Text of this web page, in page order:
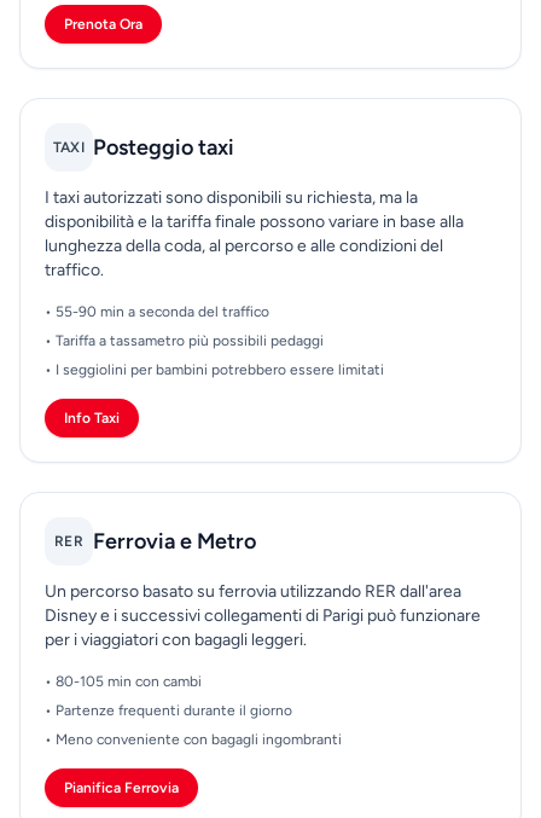
Prenota Ora
TAXI Posteggio taxi
I taxi autorizzati sono disponibili su richiesta, ma la
disponibilità e la tariffa finale possono variare in base alla
lunghezza della coda, al percorso e alle condizioni del
traffico.
• 55-90 min a seconda del traffico
• Tariffa a tassametro più possibili pedaggi
• I seggiolini per bambini potrebbero essere limitati
Info Taxi
RER Ferrovia e Metro
Un percorso basato su ferrovia utilizzando RER dall'area
Disney e i successivi collegamenti di Parigi può funzionare
per i viaggiatori con bagagli leggeri.
• 80-105 min con cambi
• Partenze frequenti durante il giorno
• Meno conveniente con bagagli ingombranti
Pianifica Ferrovia